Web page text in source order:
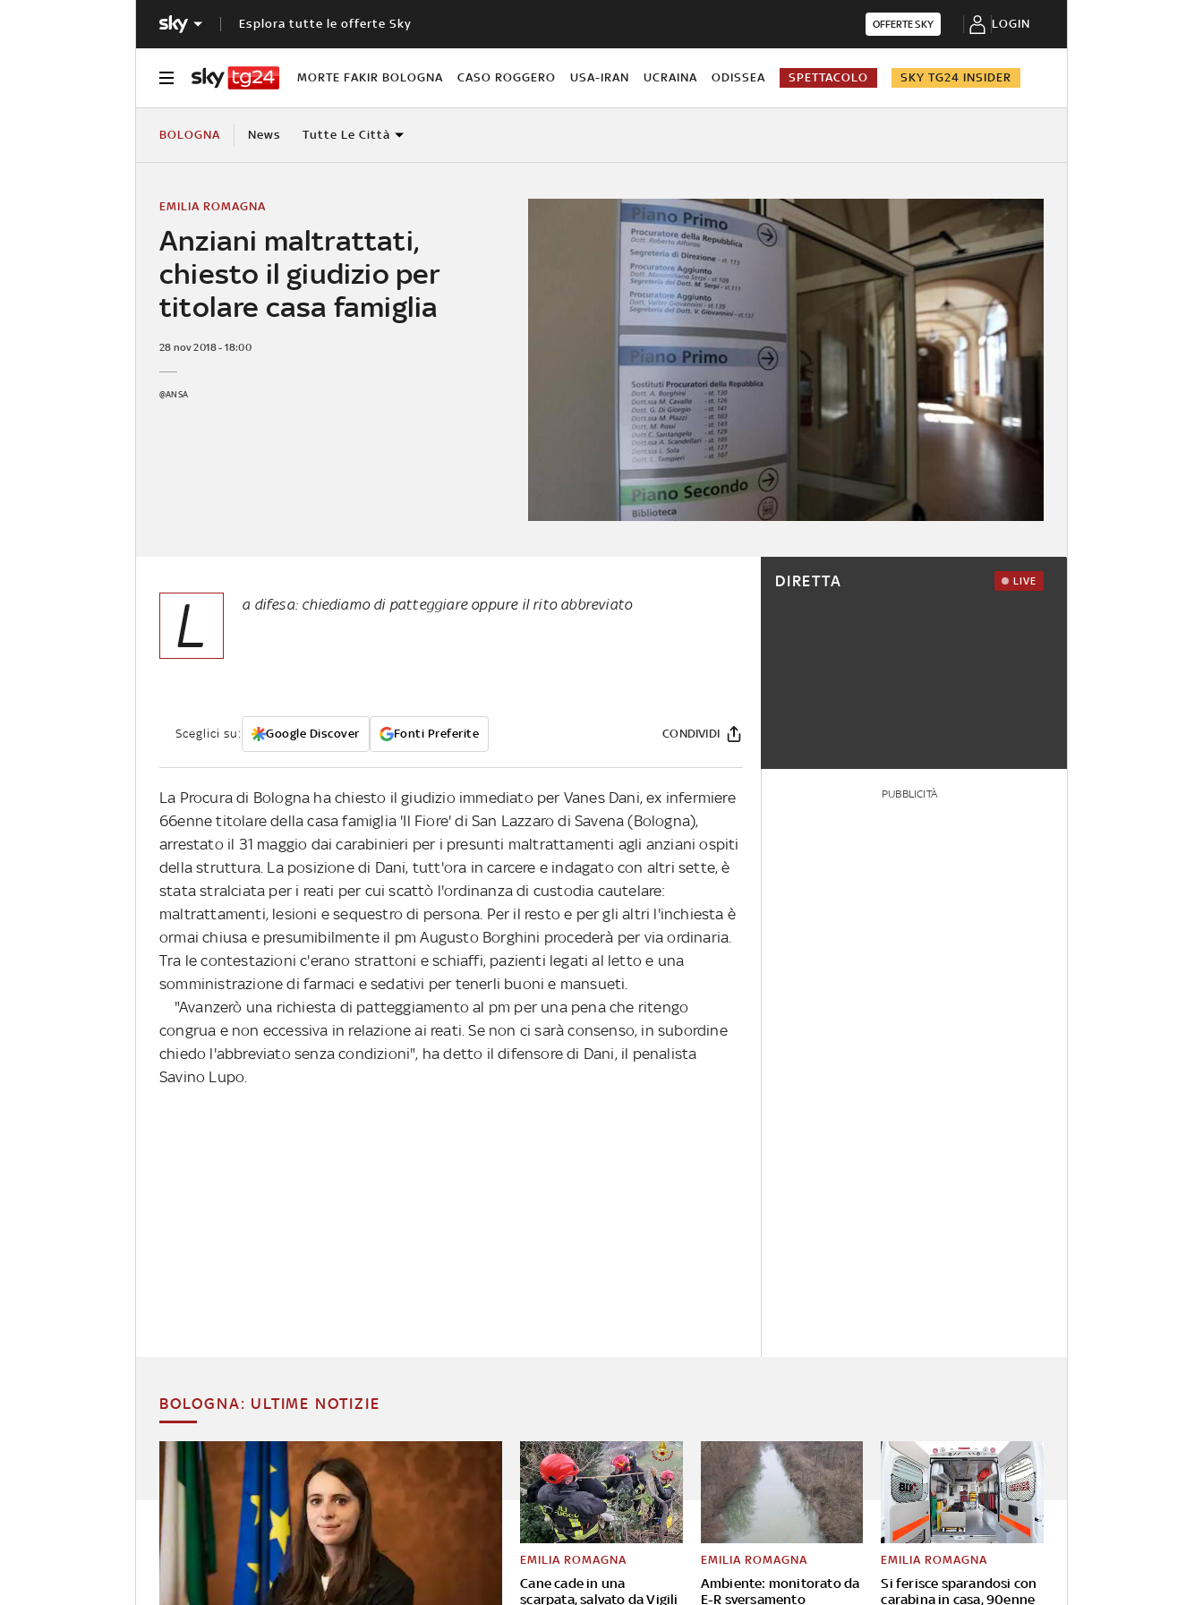
Esplora tutte le offerte Sky OFFERTE SKY LOGIN
MORTE FAKIR BOLOGNA CASO ROGGERO USA-IRAN UCRAINA ODISSEA SPETTACOLO SKY TG24 INSIDER
BOLOGNA News Tutte Le Città
Anziani maltrattati,
chiesto il giudizio per
titolare casa famiglia
EMILIA ROMAGNA
28 nov 2018 - 18:00
@ANSA
L a difesa: chiediamo di patteggiare oppure il rito abbreviato
Sceglici su: Google Discover Fonti Preferite CONDIVIDI
La Procura di Bologna ha chiesto il giudizio immediato per Vanes Dani, ex infermiere
66enne titolare della casa famiglia 'Il Fiore' di San Lazzaro di Savena (Bologna),
arrestato il 31 maggio dai carabinieri per i presunti maltrattamenti agli anziani ospiti
della struttura. La posizione di Dani, tutt'ora in carcere e indagato con altri sette, è
stata stralciata per i reati per cui scattò l'ordinanza di custodia cautelare:
maltrattamenti, lesioni e sequestro di persona. Per il resto e per gli altri l'inchiesta è
ormai chiusa e presumibilmente il pm Augusto Borghini procederà per via ordinaria.
Tra le contestazioni c'erano strattoni e schiaffi, pazienti legati al letto e una
somministrazione di farmaci e sedativi per tenerli buoni e mansueti.
"Avanzerò una richiesta di patteggiamento al pm per una pena che ritengo
congrua e non eccessiva in relazione ai reati. Se non ci sarà consenso, in subordine
chiedo l'abbreviato senza condizioni", ha detto il difensore di Dani, il penalista
Savino Lupo.
DIRETTA LIVE
PUBBLICITÀ
BOLOGNA: ULTIME NOTIZIE
Cane cade in una
scarpata, salvato da Vigili
EMILIA ROMAGNA
Ambiente: monitorato da
E-R sversamento
EMILIA ROMAGNA
Si ferisce sparandosi con
carabina in casa, 90enne
EMILIA ROMAGNA